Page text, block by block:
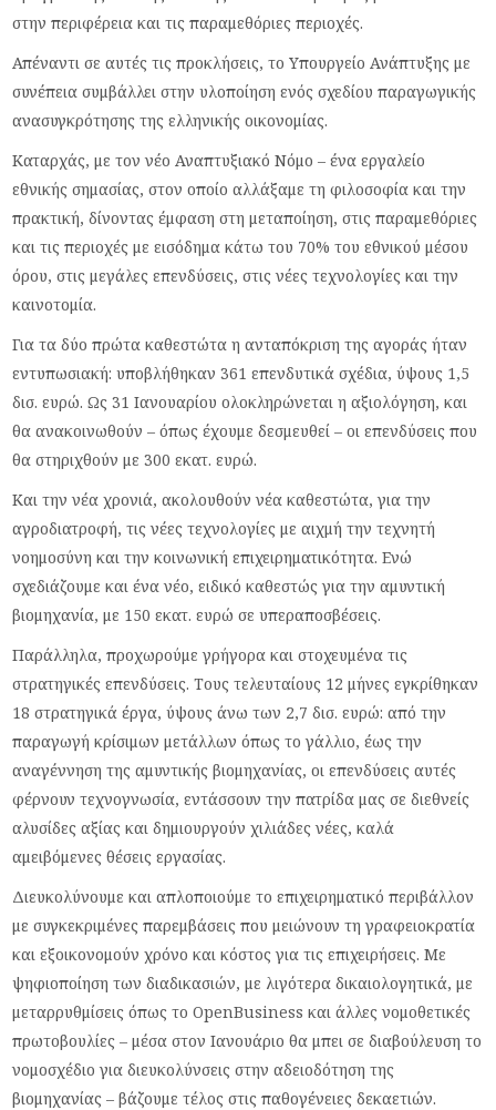
στην περιφέρεια και τις παραμεθόριες περιοχές.
Απέναντι σε αυτές τις προκλήσεις, το Υπουργείο Ανάπτυξης με
συνέπεια συμβάλλει στην υλοποίηση ενός σχεδίου παραγωγικής
ανασυγκρότησης της ελληνικής οικονομίας.
Καταρχάς, με τον νέο Αναπτυξιακό Νόμο – ένα εργαλείο
εθνικής σημασίας, στον οποίο αλλάξαμε τη φιλοσοφία και την
πρακτική, δίνοντας έμφαση στη μεταποίηση, στις παραμεθόριες
και τις περιοχές με εισόδημα κάτω του 70% του εθνικού μέσου
όρου, στις μεγάλες επενδύσεις, στις νέες τεχνολογίες και την
καινοτομία.
Για τα δύο πρώτα καθεστώτα η ανταπόκριση της αγοράς ήταν
εντυπωσιακή: υποβλήθηκαν 361 επενδυτικά σχέδια, ύψους 1,5
δισ. ευρώ. Ως 31 Ιανουαρίου ολοκληρώνεται η αξιολόγηση, και
θα ανακοινωθούν – όπως έχουμε δεσμευθεί – οι επενδύσεις που
θα στηριχθούν με 300 εκατ. ευρώ.
Και την νέα χρονιά, ακολουθούν νέα καθεστώτα, για την
αγροδιατροφή, τις νέες τεχνολογίες με αιχμή την τεχνητή
νοημοσύνη και την κοινωνική επιχειρηματικότητα. Ενώ
σχεδιάζουμε και ένα νέο, ειδικό καθεστώς για την αμυντική
βιομηχανία, με 150 εκατ. ευρώ σε υπεραποσβέσεις.
Παράλληλα, προχωρούμε γρήγορα και στοχευμένα τις
στρατηγικές επενδύσεις. Τους τελευταίους 12 μήνες εγκρίθηκαν
18 στρατηγικά έργα, ύψους άνω των 2,7 δισ. ευρώ: από την
παραγωγή κρίσιμων μετάλλων όπως το γάλλιο, έως την
αναγέννηση της αμυντικής βιομηχανίας, οι επενδύσεις αυτές
φέρνουν τεχνογνωσία, εντάσσουν την πατρίδα μας σε διεθνείς
αλυσίδες αξίας και δημιουργούν χιλιάδες νέες, καλά
αμειβόμενες θέσεις εργασίας.
Διευκολύνουμε και απλοποιούμε το επιχειρηματικό περιβάλλον
με συγκεκριμένες παρεμβάσεις που μειώνουν τη γραφειοκρατία
και εξοικονομούν χρόνο και κόστος για τις επιχειρήσεις. Με
ψηφιοποίηση των διαδικασιών, με λιγότερα δικαιολογητικά, με
μεταρρυθμίσεις όπως το OpenBusiness και άλλες νομοθετικές
πρωτοβουλίες – μέσα στον Ιανουάριο θα μπει σε διαβούλευση το
νομοσχέδιο για διευκολύνσεις στην αδειοδότηση της
βιομηχανίας – βάζουμε τέλος στις παθογένειες δεκαετιών.